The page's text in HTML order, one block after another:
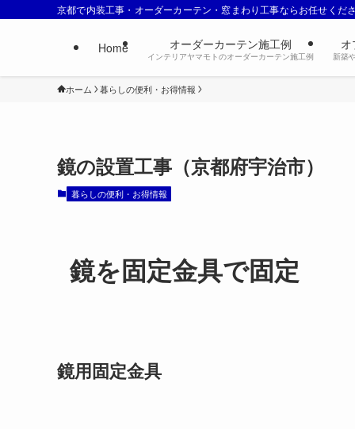
京都で内装工事・オーダーカーテン・窓まわり工事ならお任せくだ
Home オーダーカーテン施工例
インテリアヤマモトのオーダーカーテン施工例 新築
ホーム 暮らしの便利・お得情報
鏡の設置工事（京都府宇治市）
暮らしの便利・お得情報
鏡を固定金具で固定
鏡用固定金具